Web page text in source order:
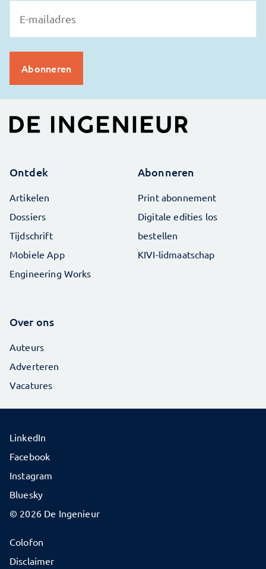
Ontdek
Artikelen
Dossiers
Tijdschrift
Mobiele App
Engineering Works
Abonneren
Print abonnement
Digitale edities los
bestellen
KIVI-lidmaatschap
Over ons
Auteurs
Adverteren
Vacatures
© 2026 De Ingenieur
Colofon
Disclaimer
LinkedIn
Facebook
Instagram
Bluesky